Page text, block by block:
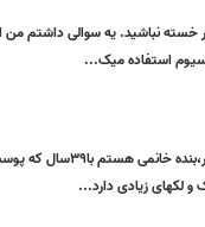
خسته نباشید. یه سوالی داشتم من
استفاده میک...
سلام وقت بخیر،بنده
لکهای زیادی دارد...